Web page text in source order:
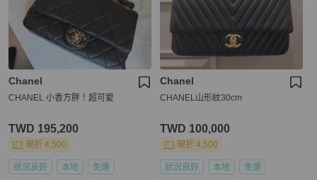
Chanel
CHANEL 小香方胖！超可愛
TWD 195,200
現折 4,500
狀況良好 本地 免運
Chanel
CHANEL山形紋30cm
TWD 100,000
現折 4,500
狀況良好 本地 免運